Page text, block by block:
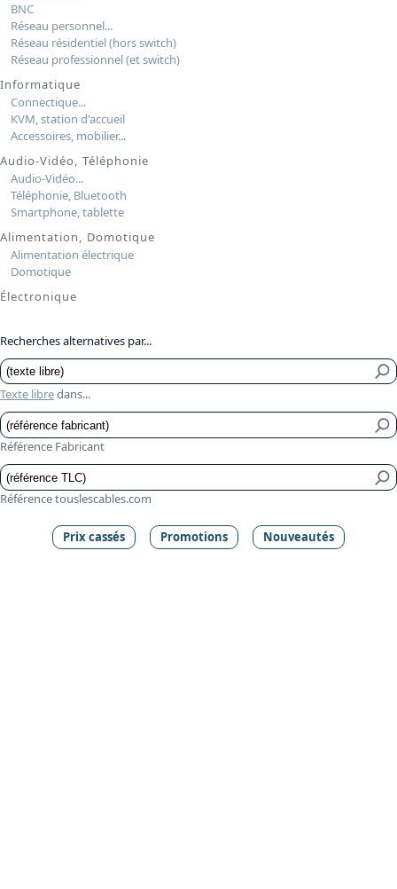
BNC
Réseau personnel...
Réseau résidentiel (hors switch)
Réseau professionnel (et switch)
Informatique
Connectique...
KVM, station d'accueil
Accessoires, mobilier...
Audio-Vidéo, Téléphonie
Audio-Vidéo...
Téléphonie, Bluetooth
Smartphone, tablette
Alimentation, Domotique
Alimentation électrique
Domotique
Électronique
Recherches alternatives par...
Texte libredans...
Référence Fabricant
Référence touslescables.com
Prix cassés Promotions Nouveautés